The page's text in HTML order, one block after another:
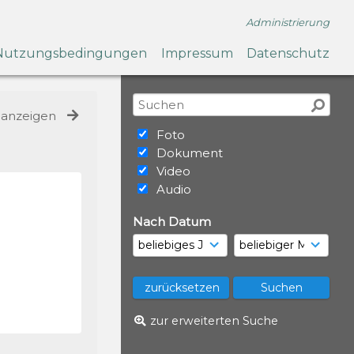
Administrierung
Impressum Datenschutz
Foto
Dokument
Video
Audio
Nach Datum
zur erweiterten Suche